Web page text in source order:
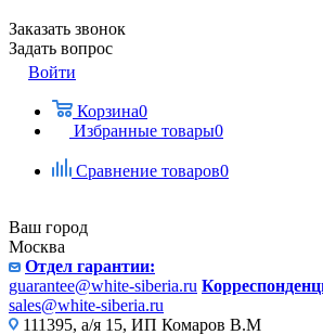
Заказать звонок
Задать вопрос
Войти
Корзина0
Избранные товары0
Сравнение товаров0
Ваш город
Москва
Отдел гарантии:
guarantee@white-siberia.ru
sales@white-siberia.ru
111395, а/я 15, ИП Комаров В.М